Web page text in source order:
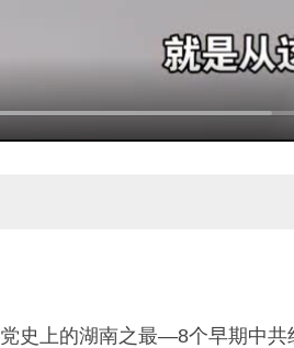
党史上的湖南之最—8个早期中共